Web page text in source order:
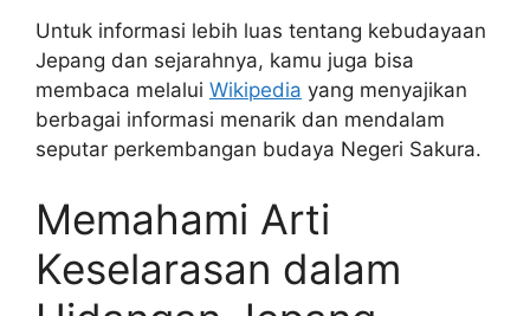
Untuk informasi lebih luas tentang kebudayaan
Jepang dan sejarahnya, kamu juga bisa
membaca melalui Wikipedia yang menyajikan
berbagai informasi menarik dan mendalam
seputar perkembangan budaya Negeri Sakura.
Memahami Arti
Keselarasan dalam